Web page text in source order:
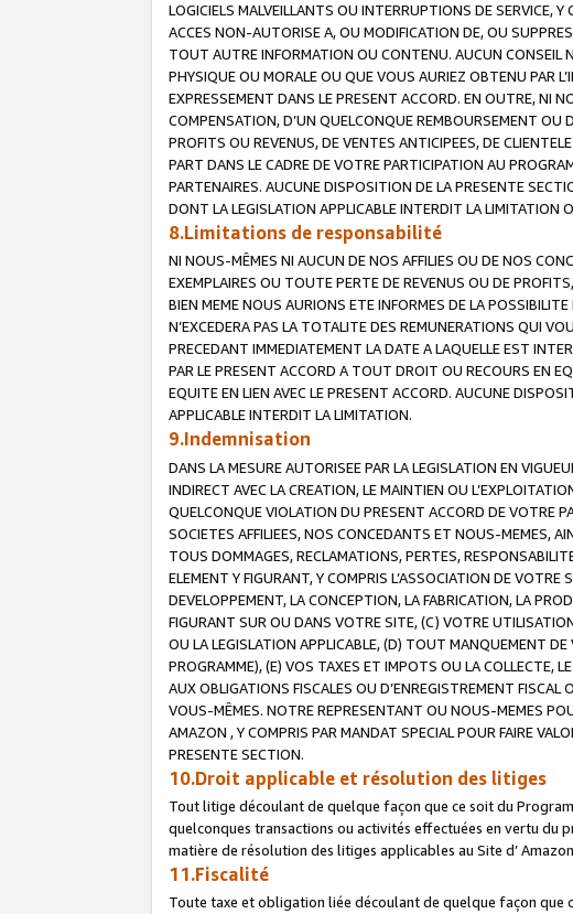
LOGICIELS MALVEILLANTS OU INTERRUPTIONS DE SERVICE,
ACCES NON-AUTORISE A, OU MODIFICATION DE, OU
TOUT AUTRE INFORMATION OU CONTENU. AUCUN CONSEIL
PHYSIQUE OU MORALE OU QUE VOUS AURIEZ OBTENU PAR
EXPRESSEMENT DANS LE PRESENT ACCORD. EN OUTRE, NI
COMPENSATION, D’UN QUELCONQUE REMBOURSEMENT
PROFITS OU REVENUS, DE VENTES ANTICIPEES, DE
PART DANS LE CADRE DE VOTRE PARTICIPATION AU
PARTENAIRES. AUCUNE DISPOSITION DE LA PRESENTE
DONT LA LEGISLATION APPLICABLE INTERDIT LA LIMITATION
8.Limitations de responsabilité
NI NOUS-MÊMES NI AUCUN DE NOS AFFILIES OU DE NOS
EXEMPLAIRES OU TOUTE PERTE DE REVENUS OU DE
BIEN MEME NOUS AURIONS ETE INFORMES DE LA
N’EXCEDERA PAS LA TOTALITE DES REMUNERATIONS QUI
PRECEDANT IMMEDIATEMENT LA DATE A LAQUELLE EST
PAR LE PRESENT ACCORD A TOUT DROIT OU RECOURS EN
EQUITE EN LIEN AVEC LE PRESENT ACCORD. AUCUNE
APPLICABLE INTERDIT LA LIMITATION.
9.Indemnisation
DANS LA MESURE AUTORISEE PAR LA LEGISLATION EN
INDIRECT AVEC LA CREATION, LE MAINTIEN OU
QUELCONQUE VIOLATION DU PRESENT ACCORD DE VOTRE
SOCIETES AFFILIEES, NOS CONCEDANTS ET NOUS-MEMES,
TOUS DOMMAGES, RECLAMATIONS, PERTES,
ELEMENT Y FIGURANT, Y COMPRIS L’ASSOCIATION DE
DEVELOPPEMENT, LA CONCEPTION, LA FABRICATION, LA
FIGURANT SUR OU DANS VOTRE SITE, (C) VOTRE
OU LA LEGISLATION APPLICABLE, (D) TOUT MANQUEMENT
PROGRAMME), (E) VOS TAXES ET IMPOTS OU LA COLLECTE,
AUX OBLIGATIONS FISCALES OU D’ENREGISTREMENT
VOUS-MÊMES. NOTRE REPRESENTANT OU NOUS-MEMES
AMAZON , Y COMPRIS PAR MANDAT SPECIAL POUR FAIRE
PRESENTE SECTION.
10.Droit applicable et résolution des litiges
Tout litige découlant de quelque façon que ce soit du
quelconques transactions ou activités effectuées en vertu du
matière de résolution des litiges applicables au Site d’
11.Fiscalité
Toute taxe et obligation liée découlant de quelque façon